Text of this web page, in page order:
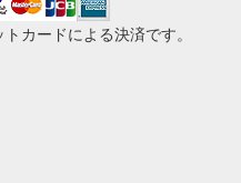
トカードによる決済です。